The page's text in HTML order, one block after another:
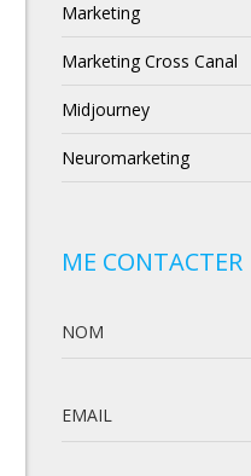
Marketing
Marketing Cross Canal
Midjourney
Neuromarketing
ME CONTACTER
NOM
EMAIL